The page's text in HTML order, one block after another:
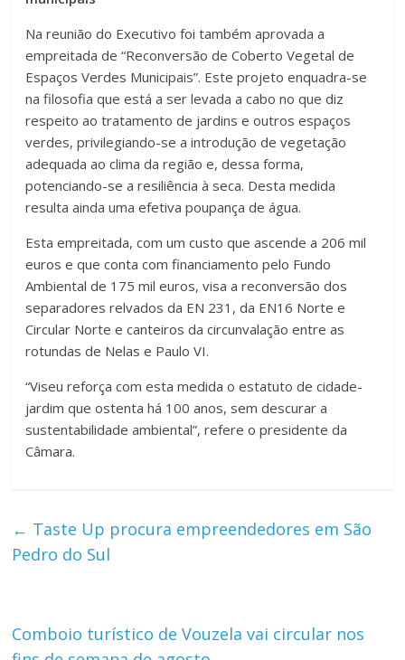
Na reunião do Executivo foi também aprovada a
empreitada de “Reconversão de Coberto Vegetal de
Espaços Verdes Municipais”. Este projeto enquadra-se
na filosofia que está a ser levada a cabo no que diz
respeito ao tratamento de jardins e outros espaços
verdes, privilegiando-se a introdução de vegetação
adequada ao clima da região e, dessa forma,
potenciando-se a resiliência à seca. Desta medida
resulta ainda uma efetiva poupança de água.
Esta empreitada, com um custo que ascende a 206 mil
euros e que conta com financiamento pelo Fundo
Ambiental de 175 mil euros, visa a reconversão dos
separadores relvados da EN 231, da EN16 Norte e
Circular Norte e canteiros da circunvalação entre as
rotundas de Nelas e Paulo VI.
“Viseu reforça com esta medida o estatuto de cidade-
jardim que ostenta há 100 anos, sem descurar a
sustentabilidade ambiental”, refere o presidente da
Câmara.
← Taste Up procura empreendedores em São
Pedro do Sul
Comboio turístico de Vouzela vai circular nos